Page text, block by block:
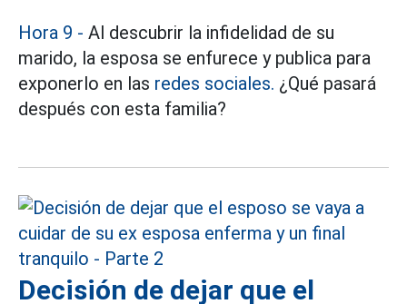
Hora 9 - Al descubrir la infidelidad de su
marido, la esposa se enfurece y publica para
exponerlo en las redes sociales. ¿Qué pasará
después con esta familia?
Decisión de dejar que el